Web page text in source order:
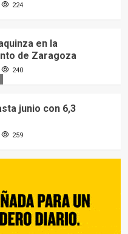
224
en la
de Zaragoza
240
junio con 6,3
259